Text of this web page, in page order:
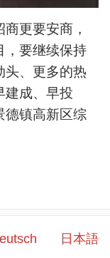
更要安商，
，要继续保持
头、更多的热
建成、早投
德镇高新区综
日本語